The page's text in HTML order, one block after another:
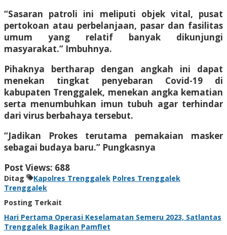
“Sasaran patroli ini meliputi objek vital, pusat
pertokoan atau perbelanjaan, pasar dan fasilitas
umum yang relatif banyak dikunjungi
masyarakat.” Imbuhnya.
Pihaknya bertharap dengan angkah ini dapat
menekan tingkat penyebaran Covid-19 di
kabupaten Trenggalek, menekan angka kematian
serta menumbuhkan imun tubuh agar terhindar
dari virus berbahaya tersebut.
“Jadikan Prokes terutama pemakaian masker
sebagai budaya baru.” Pungkasnya
Post Views: 688
Ditag Kapolres Trenggalek Polres Trenggalek
Trenggalek
Posting Terkait
Hari Pertama Operasi Keselamatan Semeru 2023, Satlantas
Trenggalek Bagikan Pamflet